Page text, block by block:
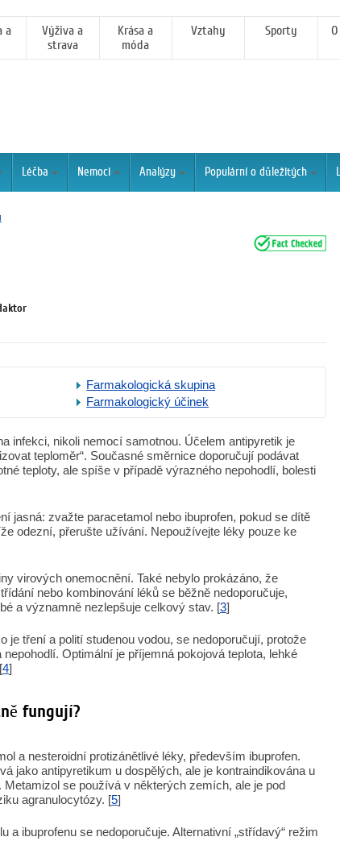
a
Výživa a
strava
Krása a
móda
Vztahy Sporty
Léčba Nemoci Analýzy Populární o důležitých
Farmakologická skupina
Farmakologický účinek
infekci, nikoli nemocí samotnou. Účelem antipyretik je
teploměr“. Současné směrnice doporučují podávat
teploty, ale spíše v případě výrazného nepohodlí, bolesti
jasná: zvažte paracetamol nebo ibuprofen, pokud se dítě
odezní, přerušte užívání. Nepoužívejte léky pouze ke
virových onemocnění. Také nebylo prokázáno, že
nebo kombinování léků se běžně nedoporučuje,
a významně nezlepšuje celkový stav. [3]
je tření a polití studenou vodou, se nedoporučují, protože
Optimální je příjemná pokojová teplota, lehké
4]
fungují?
a nesteroidní protizánětlivé léky, především ibuprofen.
jako antipyretikum u dospělých, ale je kontraindikována u
se používá v některých zemích, ale je pod
agranulocytózy. [5]
a ibuprofenu se nedoporučuje. Alternativní „střídavý“ režim